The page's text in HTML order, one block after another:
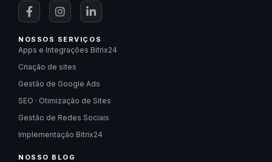
NOSSOS SERVIÇOS
Apps e Integrações Bitrix24
Criação de sites
Gestão de Google Ads
SEO · Otimização de Sites
Gestão de Redes Sociais
Implementação Bitrix24
NOSSO BLOG